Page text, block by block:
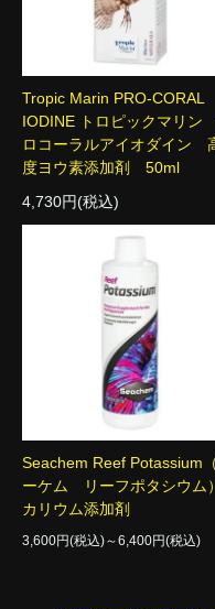
Tropic Marin PRO-CORAL
IODINE トロピックマリ
ロコーラルアイオダイン
度ヨウ素添加剤 50ml
4,730円(税込)
Seachem Reef Potassium
ーケム リーフポタシウ
カリウム添加剤
3,600円(税込)～6,400円(税込)